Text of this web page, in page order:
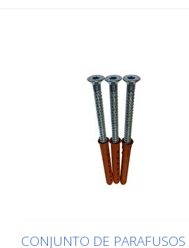
CONJUNTO DE PARAFUSOS